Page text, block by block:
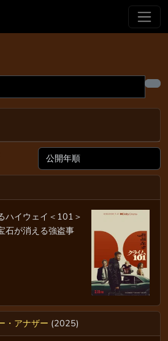
ハイウェイ＜101＞
石が消える強盗事
・アナザー (2025)